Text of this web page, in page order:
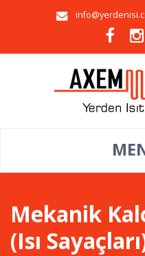
Mekanik
(Isı